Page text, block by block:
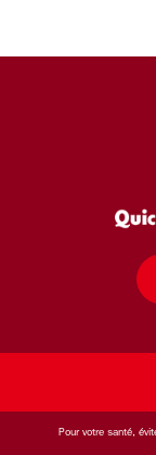
Pour votre santé,